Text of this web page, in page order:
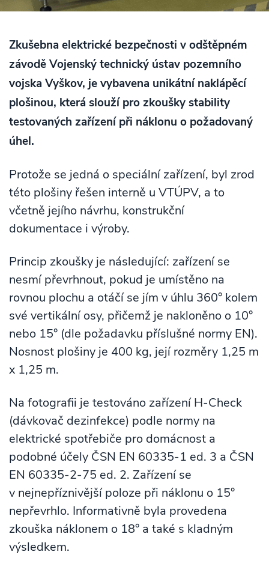
Zkušebna elektrické bezpečnosti v odštěpném
závodě Vojenský technický ústav pozemního
vojska Vyškov, je vybavena unikátní naklápěcí
plošinou, která slouží pro zkoušky stability
testovaných zařízení při náklonu o požadovaný
úhel.
Protože se jedná o speciální zařízení, byl zrod
této plošiny řešen interně u VTÚPV, a to
včetně jejího návrhu, konstrukční
dokumentace i výroby.
Princip zkoušky je následující: zařízení se
nesmí převrhnout, pokud je umístěno na
rovnou plochu a otáčí se jím v úhlu 360° kolem
své vertikální osy, přičemž je nakloněno o 10°
nebo 15° (dle požadavku příslušné normy EN).
Nosnost plošiny je 400 kg, její rozměry 1,25 m
x 1,25 m.
Na fotografii je testováno zařízení H-Check
(dávkovač dezinfekce) podle normy na
elektrické spotřebiče pro domácnost a
podobné účely ČSN EN 60335-1 ed. 3 a ČSN
EN 60335-2-75 ed. 2. Zařízení se
v nejnepříznivější poloze při náklonu o 15°
nepřevrhlo. Informativně byla provedena
zkouška náklonem o 18° a také s kladným
výsledkem.